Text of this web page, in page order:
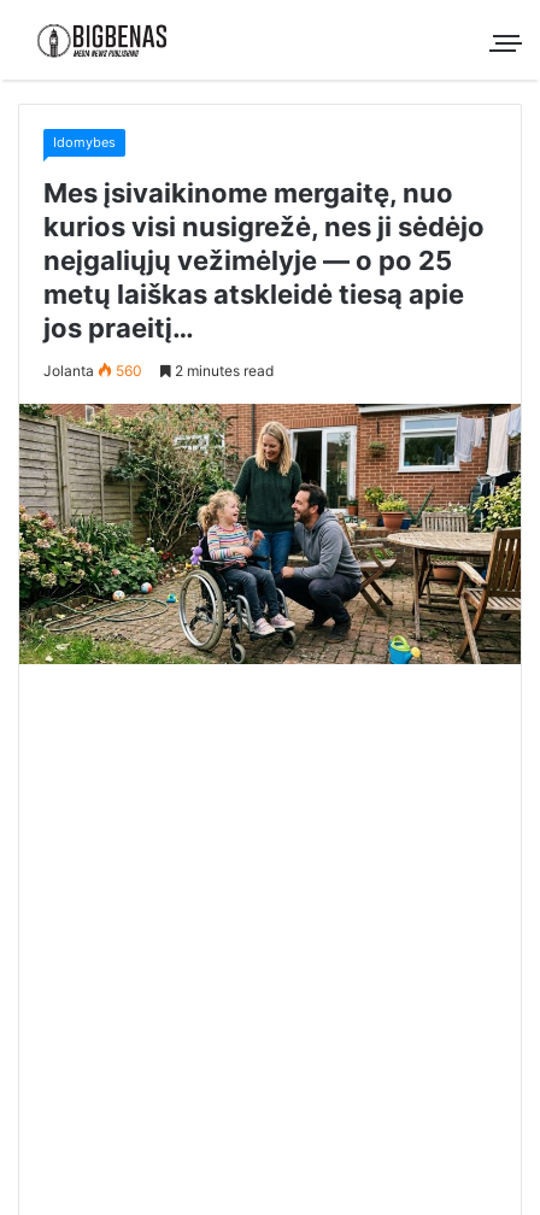
Idomybes
Mes įsivaikinome mergaitę, nuo
kurios visi nusigrežė, nes ji sėdėjo
neįgaliųjų vežimėlyje — o po 25
metų laiškas atskleidė tiesą apie
jos praeitį…
Jolanta 560 2 minutes read